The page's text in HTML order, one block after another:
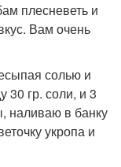
плесневеть и
Вам очень
солью и
30 гр. соли, и 3
наливаю в банку
укропа и